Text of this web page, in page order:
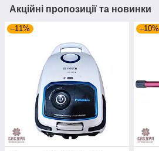
Акційні пропозиції та новинки
–11% –10%